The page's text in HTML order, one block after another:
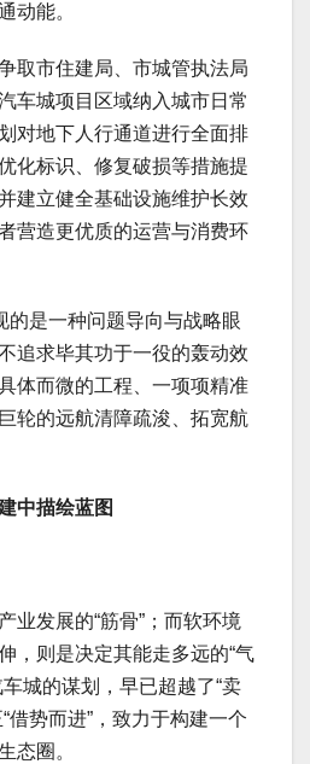
动能。
取市住建局、市城管执法局
车城项目区域纳入城市日常
对地下人行通道进行全面排
化标识、修复破损等措施提
建立健全基础设施维护长效
营造更优质的运营与消费环
的是一种问题导向与战略眼
追求毕其功于一役的轰动效
体而微的工程、一项项精准
轮的远航清障疏浚、拓宽航
中描绘蓝图
业发展的“筋骨”；而软环境
，则是决定其能走多远的“气
城的谋划，早已超越了“卖
借势而进”，致力于构建一个
态圈。